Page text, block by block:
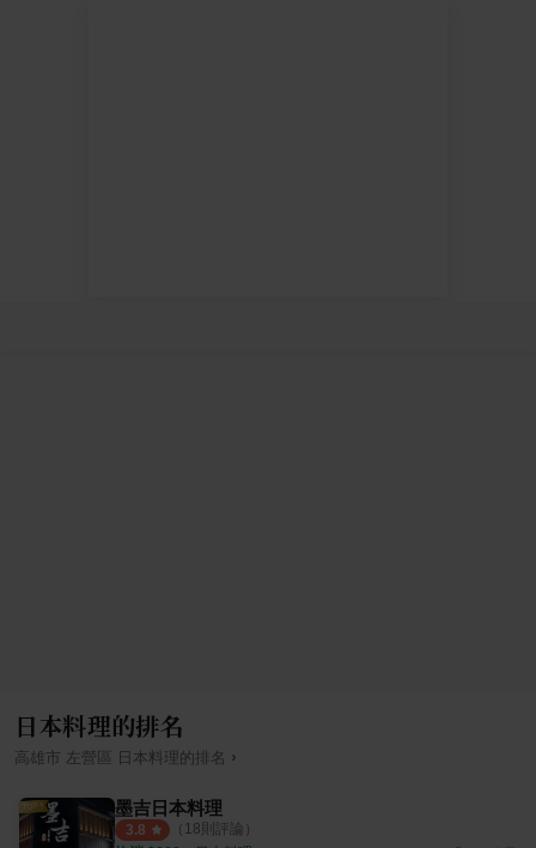
日本料理的排名
高雄市 左營區 日本料理 的排名 ›
墨吉日本料理
3.8 （ 18則評論）